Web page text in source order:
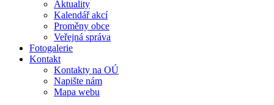
Aktuality
Kalendář akcí
Proměny obce
Veřejná správa
Fotogalerie
Kontakt
Kontakty na OÚ
Napište nám
Mapa webu